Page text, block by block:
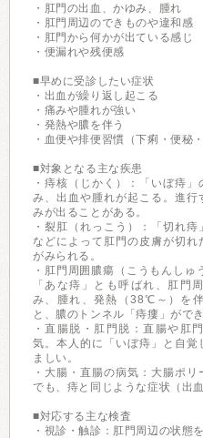
・肛門の出血、かゆみ、腫れ
・肛門周辺のできものや違和感
・肛門から何かが出ている感じ
・便漏れや残便感
■早めに受診したい症状
・出血が繰り返し起こる
・痛みや腫れが強い
・発熱や膿を伴う
・血便や排便習慣（下痢・便秘
■対象となる主な疾患
・痔核（じかく）：「いぼ痔
み、出血や腫れが起こる。進行
みが出ることがある。
・裂肛（れっこう）：「切れ
などによって肛門の皮膚が切れ
がみられる。
・肛門周囲膿瘍（こうもんしゅ
「あな痔」とも呼ばれ、肛門
み、腫れ、発熱（38℃～）を
と、膿のトンネル「痔瘻」がで
・直腸脱・肛門脱：直腸や肛
気。本人的に「いぼ痔」と自覚
ましい。
・大腸・直腸の病気：大腸ポ
でも、痔と同じような症状（出
■対応する主な検査
・視診・触診：肛門周辺の状態